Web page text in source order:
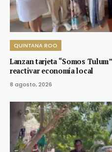
QUINTANA ROO
Lanzan tarjeta “Somos
reactivar economía local
8 agosto, 2026